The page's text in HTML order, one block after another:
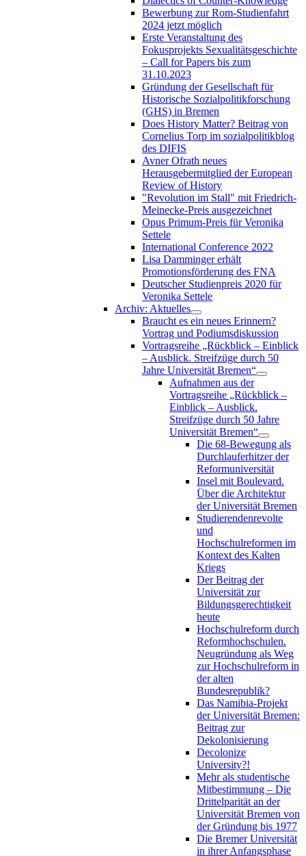
Bewerbung zur Rom-Studienfahrt
2024 jetzt möglich
Erste Veranstaltung des
Fokusprojekts Sexualitätsgeschichte
– Call for Papers bis zum
31.10.2023
Gründung der Gesellschaft für
Historische Sozialpolitikforschung
(GHS) in Bremen
Does History Matter? Beitrag von
Cornelius Torp im sozialpolitikblog
des DIFIS
Avner Ofrath neues
Herausgebermitglied der European
Review of History
"Revolution im Stall" mit Friedrich-
Meinecke-Preis ausgezeichnet
Opus Primum-Preis für Veronika
Settele
International Conference 2022
Lisa Damminger erhält
Promotionsförderung des FNA
Deutscher Studienpreis 2020 für
Veronika Settele
Archiv: Aktuelles
Braucht es ein neues Erinnern?
Vortrag und Podiumsdiskussion
Vortragsreihe „Rückblick – Einblick
– Ausblick. Streifzüge durch 50
Jahre Universität Bremen“
Aufnahmen aus der
Vortragsreihe „Rückblick –
Einblick – Ausblick.
Streifzüge durch 50 Jahre
Universität Bremen“
Die 68-Bewegung als
Durchlauferhitzer der
Reformuniversität
Insel mit Boulevard.
Über die Architektur
der Universität Bremen
Studierendenrevolte
und
Hochschulreformen im
Kontext des Kalten
Kriegs
Der Beitrag der
Universität zur
Bildungsgerechtigkeit
heute
Hochschulreform durch
Reformhochschulen.
Neugründung als Weg
zur Hochschulreform in
der alten
Bundesrepublik?
Das Namibia-Projekt
der Universität Bremen:
Beitrag zur
Dekolonisierung
Decolonize
University?!
Mehr als studentische
Mitbestimmung – Die
Drittelparität an der
Universität Bremen von
der Gründung bis 1977
Die Bremer Universität
in ihrer Anfangsphase